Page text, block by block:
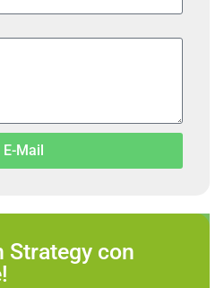
E-Mail
Strategy con